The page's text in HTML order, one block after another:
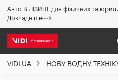
Авто В ЛІЗИНГ для фізичних та
Докладніше
VIDI.UA НОВУ ВОДНУ